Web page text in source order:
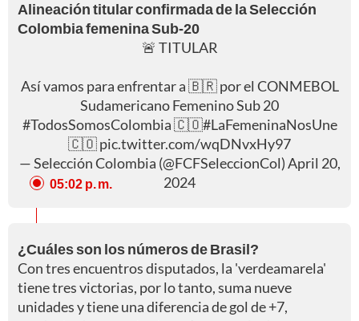
Alineación titular confirmada de la Selección
Colombia femenina Sub-20
🚨 TITULAR
Así vamos para enfrentar a 🇧🇷 por el CONMEBOL
Sudamericano Femenino Sub 20
#TodosSomosColombia🇨🇴#LaFemeninaNosUne
🇨🇴pic.twitter.com/wqDNvxHy97
— Selección Colombia (@FCFSeleccionCol)April 20,
2024
05:02 p. m.
¿Cuáles son los números de Brasil?
Con tres encuentros disputados, la 'verdeamarela'
tiene tres victorias, por lo tanto, suma nueve
unidades y tiene una diferencia de gol de +7,